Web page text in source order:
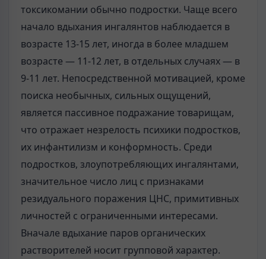
токсикомании обычно подростки. Чаще всего
начало вдыхания ингалянтов наблюдается в
возрасте 13-15 лет, иногда в более младшем
возрасте — 11-12 лет, в отдельных случаях — в
9-11 лет. Непосредственной мотивацией, кроме
поиска необычных, сильных ощущений,
является пассивное подражание товарищам,
что отражает незрелость психики подростков,
их инфантилизм и конформность. Сре­ди
подростков, злоупотребляющих ингалянтами,
значительное число лиц с признаками
резидуального поражения ЦНС, примитивных
лично­стей с ограниченными интересами.
Вначале вдыхание паров органических
растворителей носит группо­вой характер.